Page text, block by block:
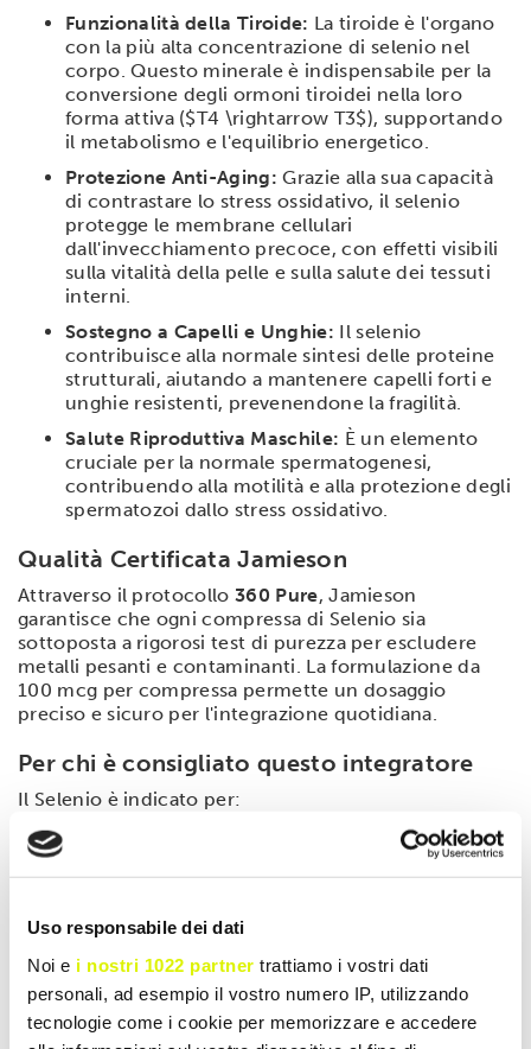
Uso responsabile dei dati
Noi e i nostri 1022 partner trattiamo i vostri dati
personali, ad esempio il vostro numero IP, utilizzando
tecnologie come i cookie per memorizzare e accedere
Funzionalità della Tiroide: La tiroide è l'organo
con la più alta concentrazione di selenio nel
corpo. Questo minerale è indispensabile per la
conversione degli ormoni tiroidei nella loro
forma attiva ($T4 \rightarrow T3$), supportando
il metabolismo e l'equilibrio energetico.
Protezione Anti-Aging: Grazie alla sua capacità
di contrastare lo stress ossidativo, il selenio
protegge le membrane cellulari
dall'invecchiamento precoce, con effetti visibili
sulla vitalità della pelle e sulla salute dei tessuti
interni.
Sostegno a Capelli e Unghie: Il selenio
contribuisce alla normale sintesi delle proteine
strutturali, aiutando a mantenere capelli forti e
unghie resistenti, prevenendone la fragilità.
Salute Riproduttiva Maschile: È un elemento
cruciale per la normale spermatogenesi,
contribuendo alla motilità e alla protezione degli
spermatozoi dallo stress ossidativo.
Qualità Certificata Jamieson
Attraverso il protocollo 360 Pure, Jamieson
garantisce che ogni compressa di Selenio sia
sottoposta a rigorosi test di purezza per escludere
metalli pesanti e contaminanti. La formulazione da
100 mcg per compressa permette un dosaggio
preciso e sicuro per l'integrazione quotidiana.
Per chi è consigliato questo integratore
Il Selenio è indicato per:
Chi vuole contrastare l'invecchiamento:Per
supporto nutrizionale (previo parere medico).
capelli, unghie e il sistema immunitario.
Modalità d'uso